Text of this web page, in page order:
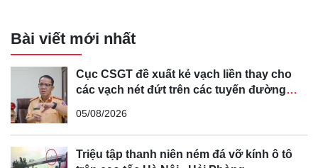
Toyota Vios 2023 không chỉ kế thừa những ưu điểm truyền
được "lột xác" hoàn toàn với diện mạo trẻ trung, hiện đại
Bài viết mới nhất
Cục CSGT đề xuất kẻ vạch liền thay cho
các vạch nét đứt trên các tuyến đường
05/08/2026
Triệu tập thanh niên ném đá vỡ kính ô tô